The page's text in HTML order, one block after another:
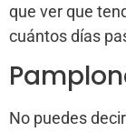
que ver que
cuántos días
No puedes